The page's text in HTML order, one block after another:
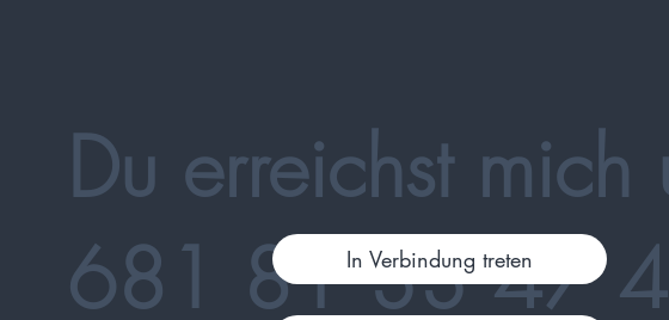
Du erreichst
681 81 33 47
In Verbindung treten